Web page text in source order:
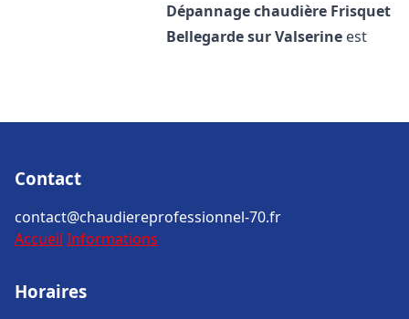
Dépannage chaudière Frisquet
Bellegarde sur Valserine est
Contact
contact@chaudiereprofessionnel-70.fr
Accueil Informations
Horaires